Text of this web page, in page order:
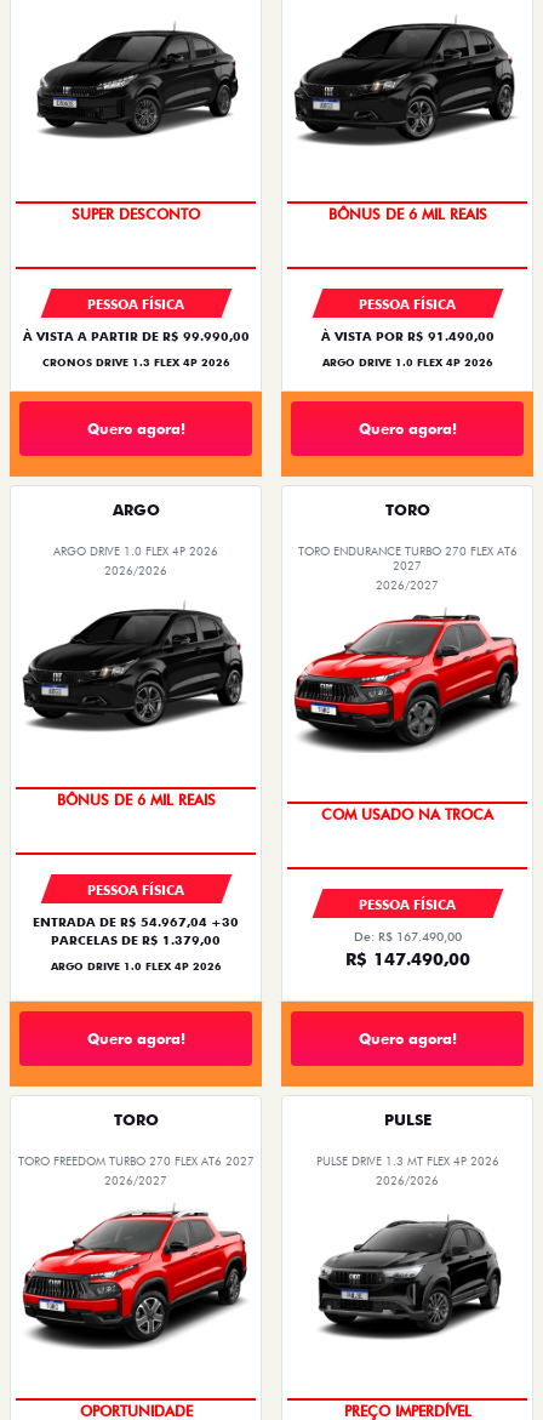
SUPER DESCONTO
PESSOA FÍSICA
À VISTA A PARTIR DE R$ 99.990,00
CRONOS DRIVE 1.3 FLEX 4P 2026
Quero agora!
BÔNUS DE 6 MIL REAIS
PESSOA FÍSICA
À VISTA POR R$ 91.490,00
ARGO DRIVE 1.0 FLEX 4P 2026
Quero agora!
ARGO
ARGO DRIVE 1.0 FLEX 4P 2026
2026/2026
BÔNUS DE 6 MIL REAIS
PESSOA FÍSICA
ENTRADA DE R$ 54.967,04 +30
PARCELAS DE R$ 1.379,00
ARGO DRIVE 1.0 FLEX 4P 2026
Quero agora!
TORO
TORO ENDURANCE TURBO 270 FLEX AT6
2027
2026/2027
COM USADO NA TROCA
PESSOA FÍSICA
De: R$ 167.490,00
R$ 147.490,00
Quero agora!
TORO
TORO FREEDOM TURBO 270 FLEX AT6 2027
2026/2027
OPORTUNIDADE
PULSE
PULSE DRIVE 1.3 MT FLEX 4P 2026
2026/2026
PREÇO IMPERDÍVEL